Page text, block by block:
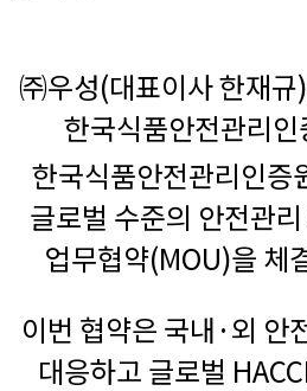
㈜우성(대표이사 한재
한국식품안전관리인
한국식품안전관리인증
글로벌 수준의 안전관
업무협약(MOU)을 체
이번 협약은 국내·외 안
대응하고 글로벌